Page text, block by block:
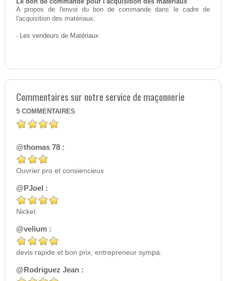
Le bon de commande pour l'acquisition des matériaux
A propos de l'envoi du bon de commande dans le cadre de
l'acquisition des matériaux.
- Les vendeurs de Matériaux
Commentaires sur notre service de maçonnerie
5 COMMENTAIRES
@thomas 78 :
Ouvrier pro et consiencieux
@PJoel :
Nickel.
@velium :
devis rapide et bon prix, entrepreneur sympa.
@Rodriguez Jean :